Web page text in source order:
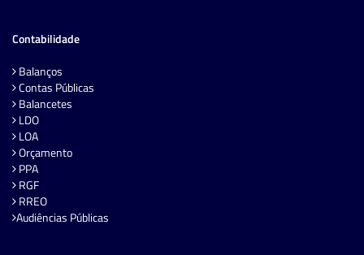
Contabilidade
Balanços
Contas Públicas
Balancetes
LDO
LOA
Orçamento
PPA
RGF
RREO
Audiências Públicas